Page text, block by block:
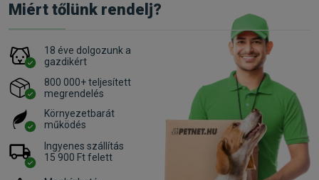
Miért tőlünk rendelj?
18 éve dolgozunk a
gazdikért
800 000+ teljesített
megrendelés
Környezetbarát
működés
Ingyenes szállítás
15 900 Ft felett